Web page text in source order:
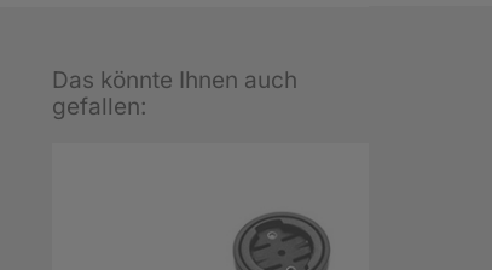
Das könnte Ihnen auch
gefallen: